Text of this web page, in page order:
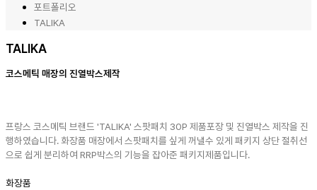
포트폴리오
TALIKA
TALIKA
코스메틱 매장의 진열박스제작
프랑스 코스메틱 브랜드 'TALIKA' 스팟패치 30P 제품포장 및 진열박스 제작을 진
행하였습니다. 화장품 매장에서 스팟패치를 싶게 꺼낼수 있게 패키지 상단 절취선
으로 쉽게 분리하여 RRP박스의 기능을 잡아준 패키지제품입니다.
화장품